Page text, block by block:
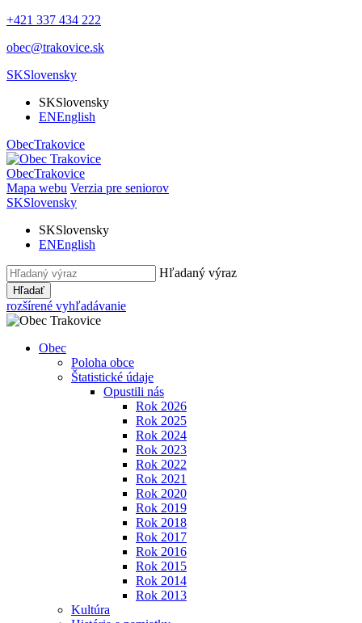
+421 337 434 222
obec@trakovice.sk
SKSlovensky
SKSlovensky
ENEnglish
ObecTrakovice
ObecTrakovice
Mapa webu Verzia pre seniorov
SKSlovensky
SKSlovensky
ENEnglish
Hľadaný výraz
Hľadať
rozšírené vyhľadávanie
Obec
Poloha obce
Štatistické údaje
Opustili nás
Rok 2026
Rok 2025
Rok 2024
Rok 2023
Rok 2022
Rok 2021
Rok 2020
Rok 2019
Rok 2018
Rok 2017
Rok 2016
Rok 2015
Rok 2014
Rok 2013
Kultúra